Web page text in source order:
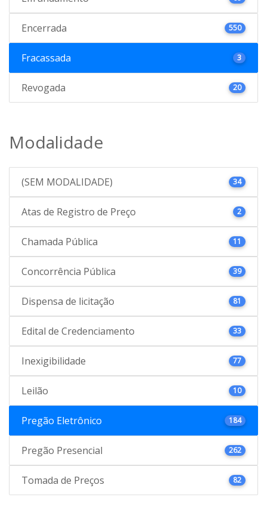
Encerrada 550
Fracassada 3
Revogada 20
Modalidade
(SEM MODALIDADE) 34
Atas de Registro de Preço 2
Chamada Pública 11
Concorrência Pública 39
Dispensa de licitação 81
Edital de Credenciamento 33
Inexigibilidade 77
Leilão 10
Pregão Eletrônico 184
Pregão Presencial 262
Tomada de Preços 82